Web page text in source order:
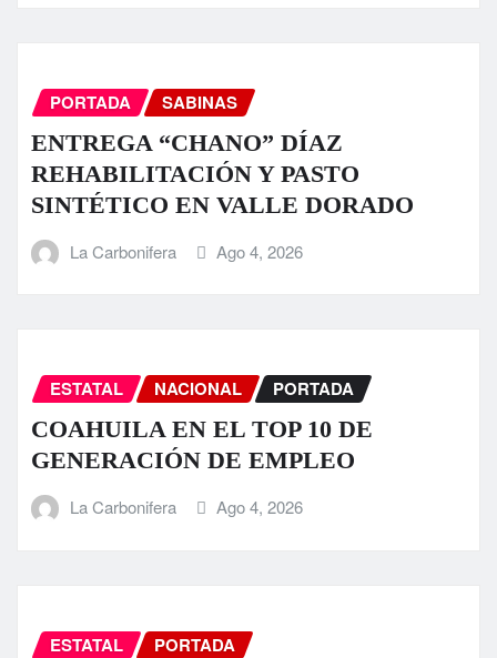
PORTADA SABINAS
ENTREGA “CHANO” DÍAZ
REHABILITACIÓN Y PASTO
SINTÉTICO EN VALLE DORADO
La Carbonifera Ago 4, 2026
ESTATAL NACIONAL PORTADA
COAHUILA EN EL TOP 10 DE
GENERACIÓN DE EMPLEO
La Carbonifera Ago 4, 2026
ESTATAL PORTADA